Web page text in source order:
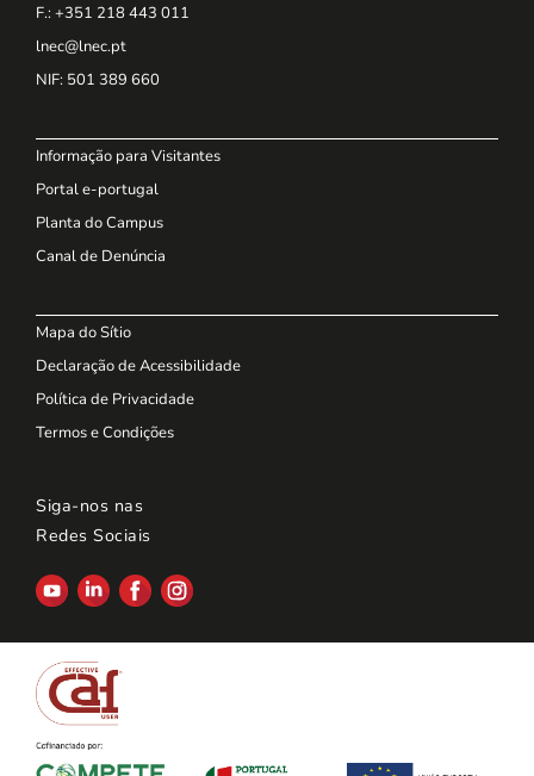
F.: +351 218 443 011
lnec@lnec.pt
NIF: 501 389 660
Informação para Visitantes
Portal e-portugal
Planta do Campus
Canal de Denúncia
Mapa do Sítio
Declaração de Acessibilidade
Política de Privacidade
Termos e Condições
Siga-nos nas
Redes Sociais